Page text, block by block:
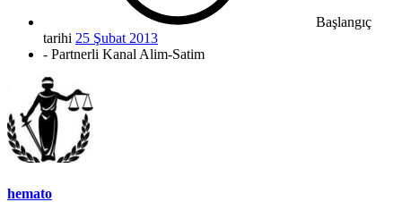
Başlangıç
tarihi 25 Şubat 2013
- Partnerli Kanal Alim-Satim
hemato